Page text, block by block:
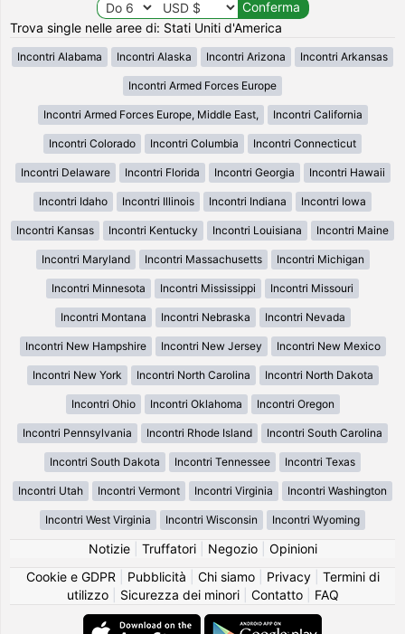
Trova single nelle aree di: Stati Uniti d'America
Incontri Alabama Incontri Alaska Incontri Arizona Incontri Arkansas
Incontri Armed Forces Europe
Incontri Armed Forces Europe, Middle East, Incontri California
Incontri Colorado Incontri Columbia Incontri Connecticut
Incontri Delaware Incontri Florida Incontri Georgia Incontri Hawaii
Incontri Idaho Incontri Illinois Incontri Indiana Incontri Iowa
Incontri Kansas Incontri Kentucky Incontri Louisiana Incontri Maine
Incontri Maryland Incontri Massachusetts Incontri Michigan
Incontri Minnesota Incontri Mississippi Incontri Missouri
Incontri Montana Incontri Nebraska Incontri Nevada
Incontri New Hampshire Incontri New Jersey Incontri New Mexico
Incontri New York Incontri North Carolina Incontri North Dakota
Incontri Ohio Incontri Oklahoma Incontri Oregon
Incontri Pennsylvania Incontri Rhode Island Incontri South Carolina
Incontri South Dakota Incontri Tennessee Incontri Texas
Incontri Utah Incontri Vermont Incontri Virginia Incontri Washington
Incontri West Virginia Incontri Wisconsin Incontri Wyoming
Notizie| Truffatori| Negozio| Opinioni
Cookie e GDPR
Pubblicità Chi siamo| Privacy| Termini di
utilizzo| Sicurezza dei minori| Contatto| FAQ